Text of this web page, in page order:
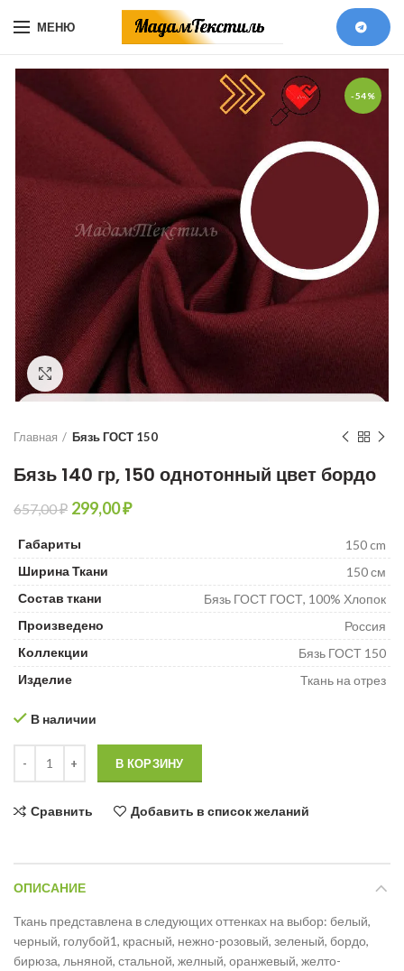
МЕНЮ
-54%
Увеличить
Главная Бязь ГОСТ 150
Бязь 140 гр, 150 однотонный цвет бордо
657,00₽ 299,00₽
Габариты
150 cm
Ширина Ткани
150 см
Состав ткани
Бязь ГОСТ ГОСТ, 100% Хлопок
Произведено
Россия
Коллекции
Бязь ГОСТ 150
Изделие
Ткань на отрез
В наличии
В КОРЗИНУ
Сравнить Добавить в список желаний
ОПИСАНИЕ
Ткань представлена в следующих оттенках на выбор: белый,
черный, голубой1, красный, нежно-розовый, зеленый, бордо,
бирюза, льняной, стальной, желный, оранжевый, желто-